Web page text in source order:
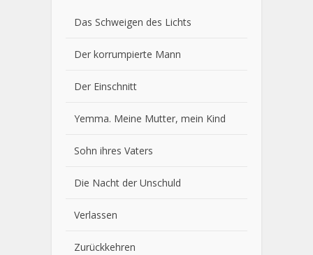
Das Schweigen des Lichts
Der korrumpierte Mann
Der Einschnitt
Yemma. Meine Mutter, mein Kind
Sohn ihres Vaters
Die Nacht der Unschuld
Verlassen
Zurückkehren